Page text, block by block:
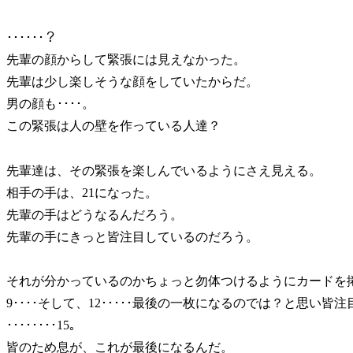
･･････？
先輩の顔からして緊張には見えなかった。
先輩は少し楽しそうな顔をしていたからだ。
男の顔も････。
この緊張は人の壁を作っている人達？
先輩達は、その緊張を楽しんでいるようにさえ見える。
相手の手は、21になった。
先輩の手はどうなるんだろう。
先輩の手にきっと皆注目しているのだろう。
それが分かっているのかちょっと勿体つけるようにカードを
9････そして、12･････最後の一枚になるのでは？と思い皆注
････････15。
皆のため息が、これが最後になるんだ。